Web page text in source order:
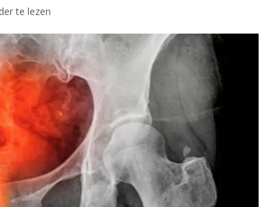
te lezen